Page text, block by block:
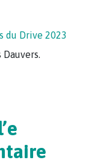
du Drive 2023